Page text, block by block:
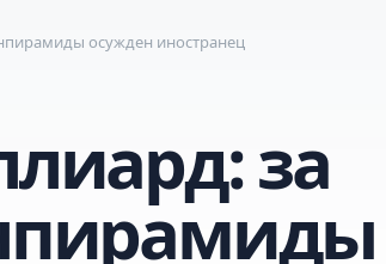
осужден иностранец
за